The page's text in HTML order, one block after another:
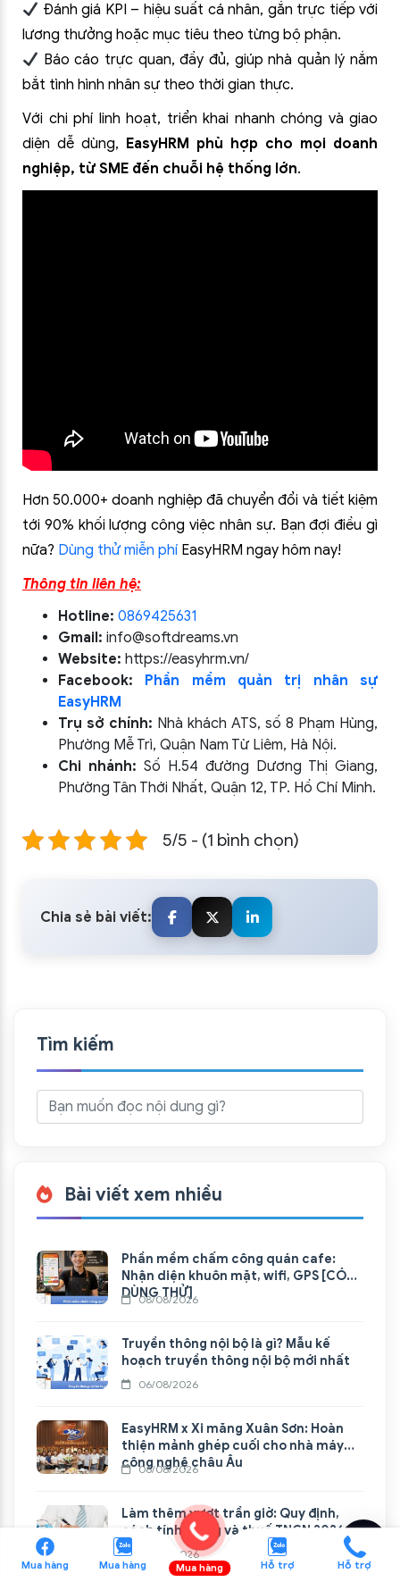
Đánh giá KPI – hiệu suất cá nhân, gắn trực tiếp với
lương thưởng hoặc mục tiêu theo từng bộ phận.
Báo cáo trực quan, đầy đủ, giúp nhà quản lý nắm
bắt tình hình nhân sự theo thời gian thực.
Với chi phí linh hoạt, triển khai nhanh chóng và giao
diện dễ dùng, EasyHRM phù hợp cho mọi doanh
nghiệp, từ SME đến chuỗi hệ thống lớn.
Hơn 50.000+ doanh nghiệp đã chuyển đổi và tiết kiệm
tới 90% khối lượng công việc nhân sự. Bạn đợi điều gì
nữa? Dùng thử miễn phí EasyHRM ngay hôm nay!
Thông tin liên hệ:
Hotline: 0869425631
Gmail: info@softdreams.vn
Website: https://easyhrm.vn/
Facebook: Phần mềm quản trị nhân sự
EasyHRM
Trụ sở chính: Nhà khách ATS, số 8 Phạm Hùng,
Phường Mễ Trì, Quận Nam Từ Liêm, Hà Nội.
Chi nhánh: Số H.54 đường Dương Thị Giang,
Phường Tân Thới Nhất, Quận 12, TP. Hồ Chí Minh.
5/5 - (1 bình chọn)
Chia sẻ bài viết:
Tìm kiếm
Bài viết xem nhiều
Phần mềm chấm công quán cafe:
Nhận diện khuôn mặt, wifi, GPS [CÓ
DÙNG THỬ]
08/08/2026
Truyền thông nội bộ là gì? Mẫu kế
hoạch truyền thông nội bộ mới nhất
06/08/2026
EasyHRM x Xi măng Xuân Sơn: Hoàn
thiện mảnh ghép cuối cho nhà máy
công nghệ châu Âu
06/08/2026
Làm thêm vượt trần giờ: Quy định,
cách tính lương và thuế TNCN 2026
04/08/2026
Mua hàng Mua hàng Mua hàng Hỗ trợ Hỗ trợ